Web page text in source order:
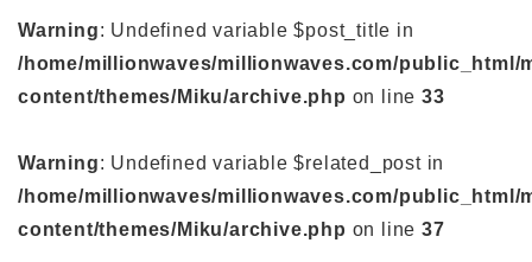
Warning: Undefined variable $post_title in
/home/millionwaves/millionwaves.com/public_html/
content/themes/Miku/archive.php on line33
Warning: Undefined variable $related_post in
/home/millionwaves/millionwaves.com/public_html/
content/themes/Miku/archive.php on line37